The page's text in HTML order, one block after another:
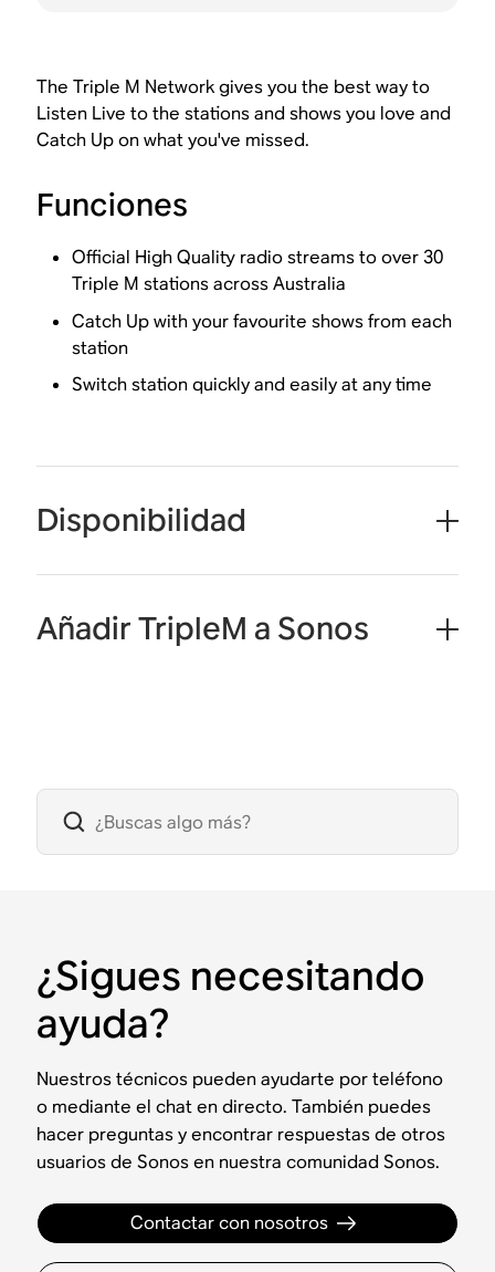
The Triple M Network gives you the best way to
Listen Live to the stations and shows you love and
Catch Up on what you've missed.
Funciones
Official High Quality radio streams to over 30
Triple M stations across Australia
Catch Up with your favourite shows from each
station
Switch station quickly and easily at any time
Disponibilidad
Añadir TripleM a Sonos
¿Sigues necesitando
ayuda?
Nuestros técnicos pueden ayudarte por teléfono
o mediante el chat en directo. También puedes
hacer preguntas y encontrar respuestas de otros
usuarios de Sonos en nuestra comunidad Sonos.
Contactar con nosotros